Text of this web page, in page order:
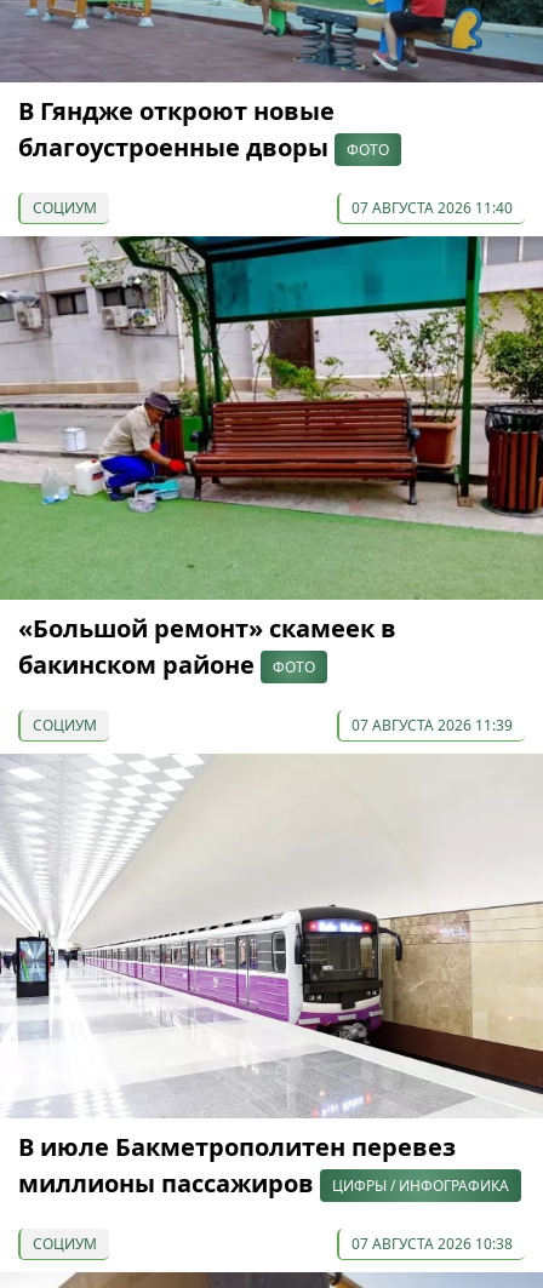
В Гяндже откроют новые
благоустроенные дворы
ФОТО
СОЦИУМ 07 АВГУСТА 2026 11:40
«Большой ремонт» скамеек в
бакинском районе
ФОТО
СОЦИУМ 07 АВГУСТА 2026 11:39
В июле Бакметрополитен перевез
миллионы пассажиров
ЦИФРЫ / ИНФОГРАФИКА
СОЦИУМ 07 АВГУСТА 2026 10:38